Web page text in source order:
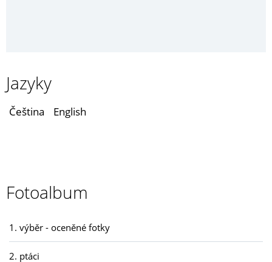
Jazyky
Čeština English
Fotoalbum
1. výběr - oceněné fotky
2. ptáci